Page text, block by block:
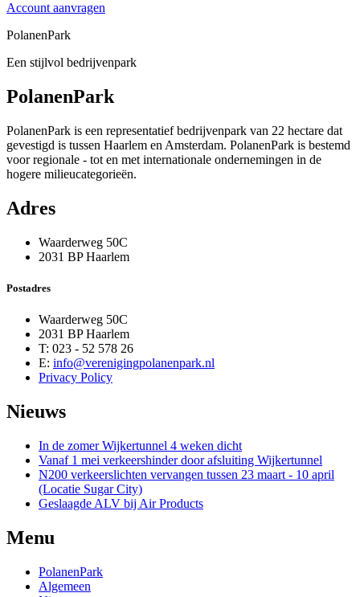
Account aanvragen
PolanenPark
Een stijlvol bedrijvenpark
PolanenPark
PolanenPark is een representatief bedrijvenpark van 22 hectare dat
gevestigd is tussen Haarlem en Amsterdam. PolanenPark is bestemd
voor regionale - tot en met internationale ondernemingen in de
hogere milieucategorieën.
Adres
Waarderweg 50C
2031 BP Haarlem
Postadres
Waarderweg 50C
2031 BP Haarlem
T: 023 - 52 578 26
E: info@verenigingpolanenpark.nl
Privacy Policy
Nieuws
In de zomer Wijkertunnel 4 weken dicht
Vanaf 1 mei verkeershinder door afsluiting Wijkertunnel
N200 verkeerslichten vervangen tussen 23 maart - 10 april
(Locatie Sugar City)
Geslaagde ALV bij Air Products
Menu
PolanenPark
Algemeen